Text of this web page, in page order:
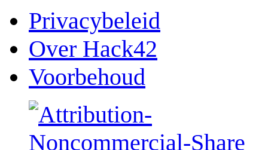
Privacybeleid
Over Hack42
Voorbehoud